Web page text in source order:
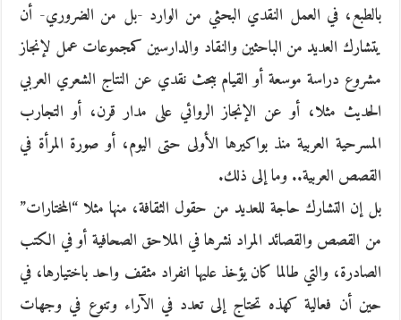
بالطبع، في العمل النقدي البحثي من الوارد -بل من الضروري- أن
يتشارك العديد من الباحثين والنقاد والدارسين كمجموعات عمل لإنجاز
مشروع دراسة موسعة أو القيام ببحث نقدي عن النتاج الشعري العربي
الحديث مثلا، أو عن الإنجاز الروائي على مدار قرن، أو التجارب
المسرحية العربية منذ بواكيرها الأولى حتى اليوم، أو صورة المرأة في
القصص العربية.. وما إلى ذلك.
بل إن التشارك حاجة للعديد من حقول الثقافة، منها مثلا “المختارات”
من القصص والقصائد المراد نشرها في الملاحق الصحافية أو في الكتب
الصادرة، والتي طالما كان يؤخذ عليها انفراد مثقف واحد باختيارها، في
حين أن فعالية كهذه تحتاج إلى تعدد في الآراء وتنوع في وجهات